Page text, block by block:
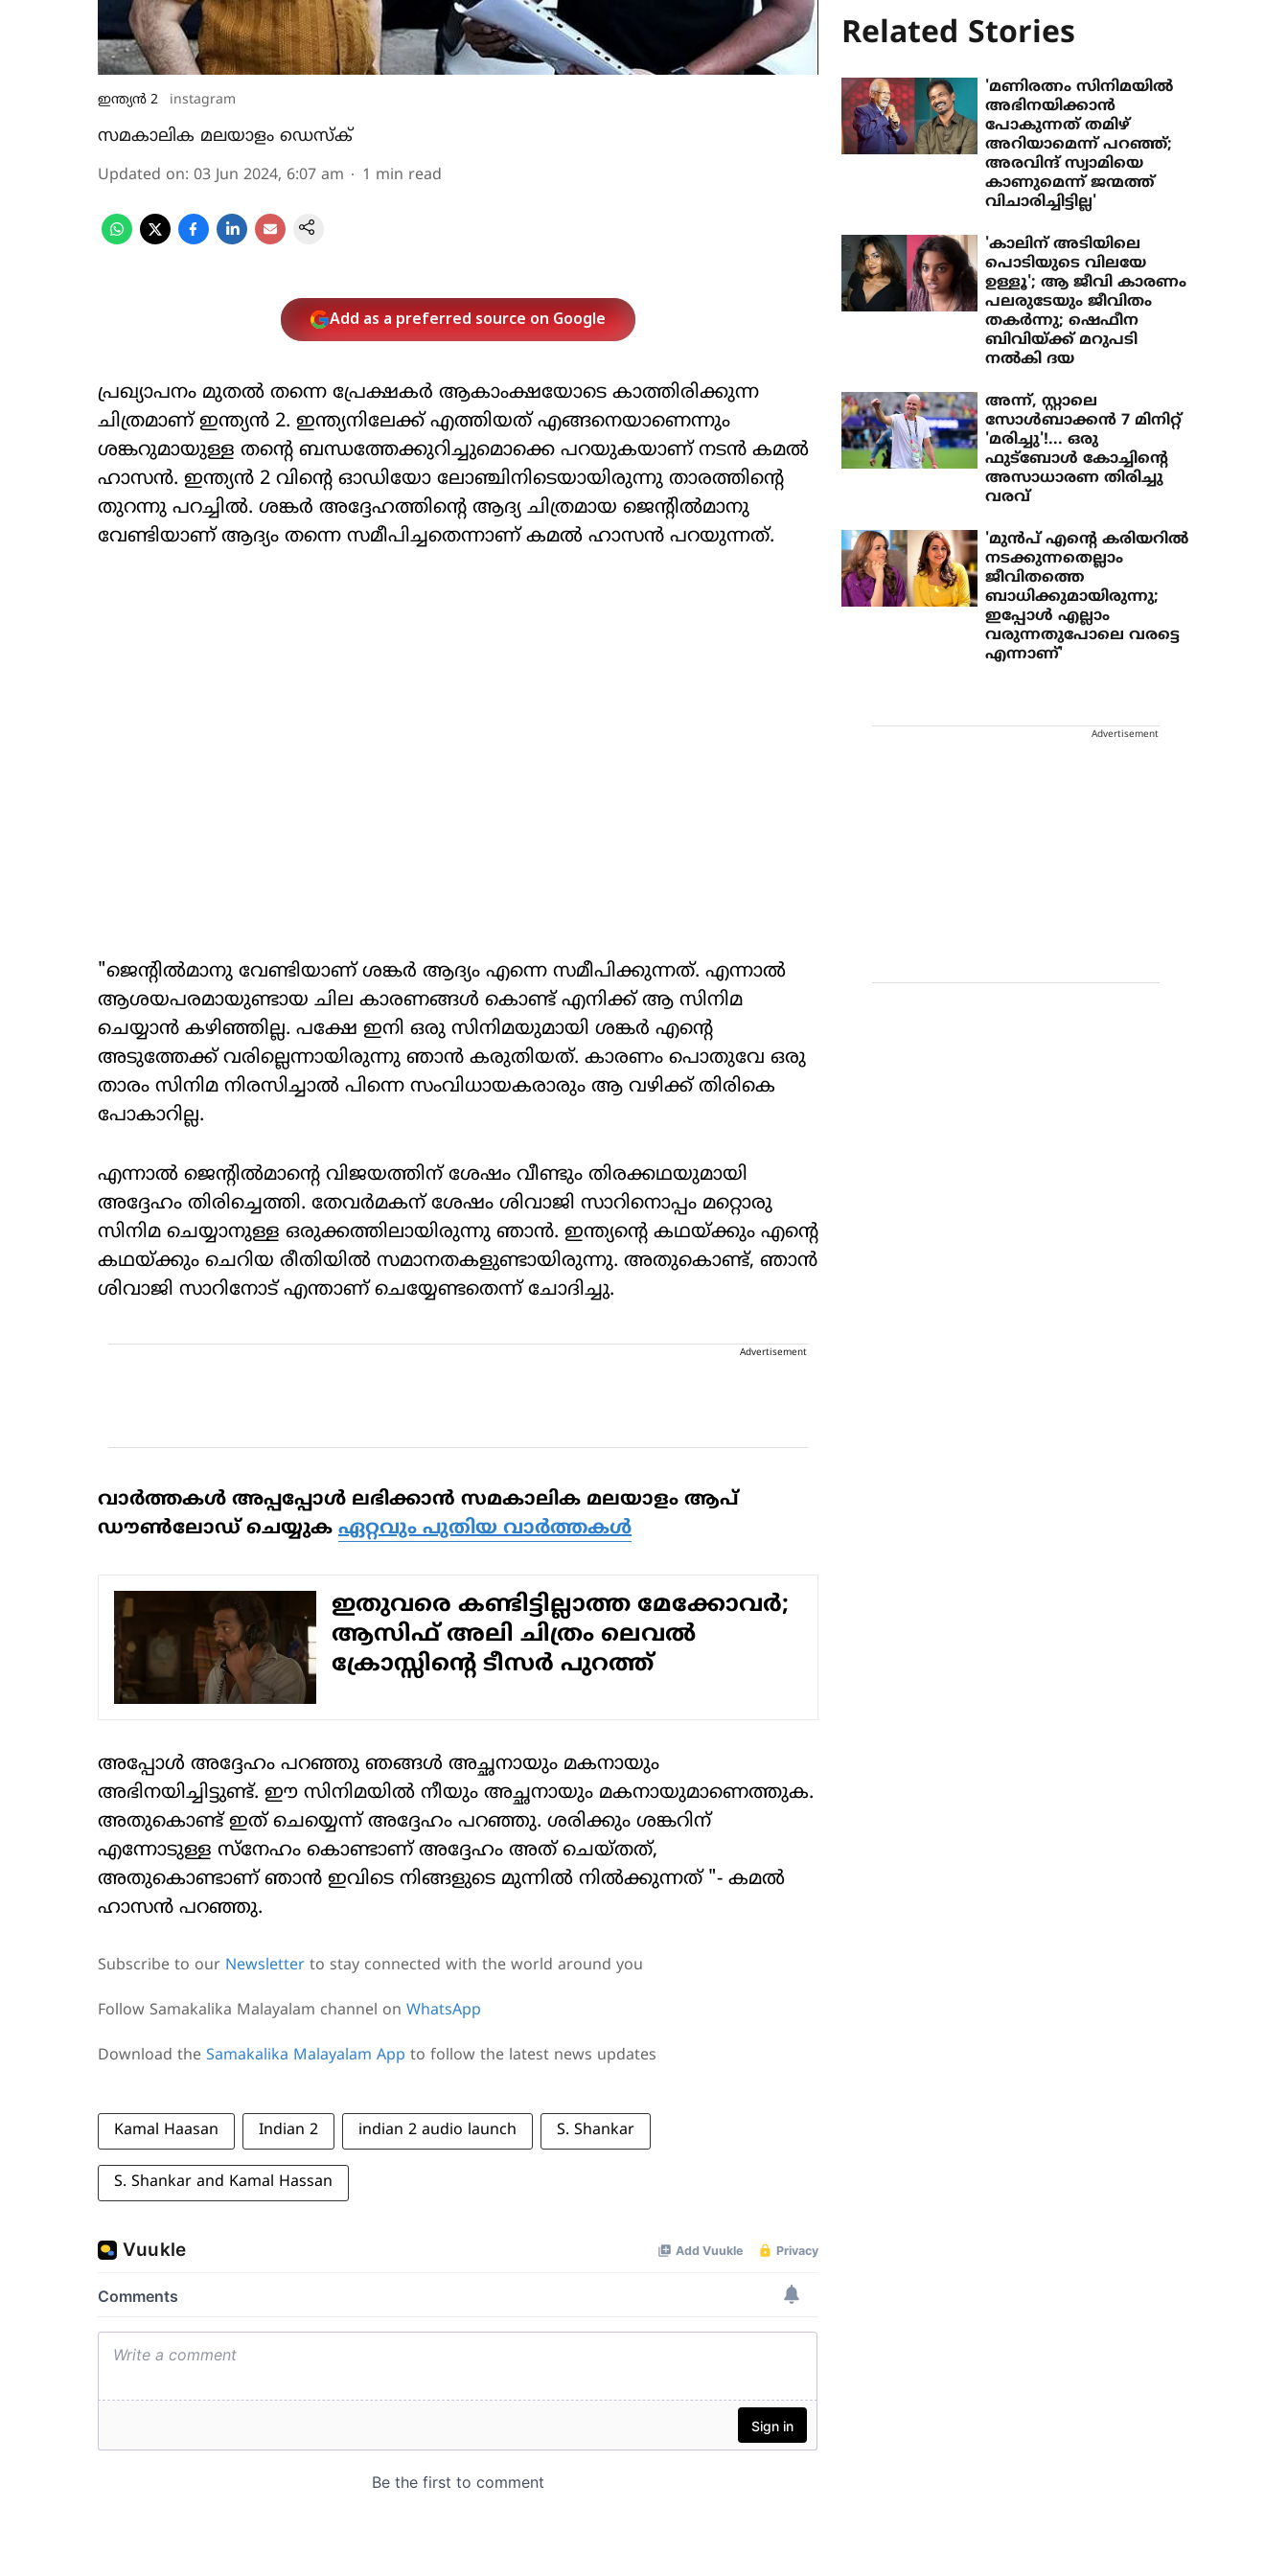
ഇന്ത്യൻ 2 instagram
സമകാലിക മലയാളം ഡെസ്ക്
Updated on: 03 Jun 2024, 6:07 am 1 min read
Add as a preferred source on Google
പ്രഖ്യാപനം മുതൽ തന്നെ പ്രേക്ഷകർ ആകാംക്ഷയോടെ കാത്തിരിക്കുന്ന
ചിത്രമാണ് ഇന്ത്യൻ 2. ഇന്ത്യനിലേക്ക് എത്തിയത് എങ്ങനെയാണെന്നും
ശങ്കറുമായുള്ള തന്റെ ബന്ധത്തേക്കുറിച്ചുമൊക്കെ പറയുകയാണ് നടൻ കമൽ
ഹാസൻ. ഇന്ത്യൻ 2 വിന്റെ ഓഡിയോ ലോഞ്ചിനിടെയായിരുന്നു താരത്തിന്റെ
തുറന്നു പറച്ചിൽ. ശങ്കർ അദ്ദേഹത്തിന്റെ ആദ്യ ചിത്രമായ ജെൻ്റിൽമാനു
വേണ്ടിയാണ് ആദ്യം തന്നെ സമീപിച്ചതെന്നാണ് കമൽ ഹാസൻ പറയുന്നത്.
"ജെന്റിൽമാനു വേണ്ടിയാണ് ശങ്കർ ആദ്യം എന്നെ സമീപിക്കുന്നത്. എന്നാൽ
ആശയപരമായുണ്ടായ ചില കാരണങ്ങൾ കൊണ്ട് എനിക്ക് ആ സിനിമ
ചെയ്യാൻ കഴിഞ്ഞില്ല. പക്ഷേ ഇനി ഒരു സിനിമയുമായി ശങ്കർ എന്റെ
അടുത്തേക്ക് വരില്ലെന്നായിരുന്നു ഞാൻ കരുതിയത്. കാരണം പൊതുവേ ഒരു
താരം സിനിമ നിരസിച്ചാൽ പിന്നെ സംവിധായകരാരും ആ വഴിക്ക് തിരികെ
പോകാറില്ല.
എന്നാൽ ജെൻ്റിൽമാൻ്റെ വിജയത്തിന് ശേഷം വീണ്ടും തിരക്കഥയുമായി
അദ്ദേഹം തിരിച്ചെത്തി. തേവർമകന് ശേഷം ശിവാജി സാറിനൊപ്പം മറ്റൊരു
സിനിമ ചെയ്യാനുള്ള ഒരുക്കത്തിലായിരുന്നു ഞാൻ. ഇന്ത്യന്റെ കഥയ്ക്കും എന്റെ
കഥയ്ക്കും ചെറിയ രീതിയിൽ സമാനതകളുണ്ടായിരുന്നു. അതുകൊണ്ട്, ഞാൻ
ശിവാജി സാറിനോട് എന്താണ് ചെയ്യേണ്ടതെന്ന് ചോദിച്ചു.
Advertisement
വാര്‍ത്തകള്‍ അപ്പപ്പോള്‍ ലഭിക്കാന്‍ സമകാലിക മലയാളം ആപ്
ഡൗണ്‍ലോഡ് ചെയ്യുക ഏറ്റവും പുതിയ വാര്‍ത്തകള്‍
ഇതുവരെ കണ്ടിട്ടില്ലാത്ത മേക്കോവര്‍;
ആസിഫ് അലി ചിത്രം ലെവല്‍
ക്രോസ്സിന്റെ ടീസര്‍ പുറത്ത്
അപ്പോൾ അദ്ദേഹം പറഞ്ഞു ഞങ്ങൾ അച്ഛനായും മകനായും
അഭിനയിച്ചിട്ടുണ്ട്. ഈ സിനിമയിൽ നീയും അച്ഛനായും മകനായുമാണെത്തുക.
അതുകൊണ്ട് ഇത് ചെയ്യെന്ന് അദ്ദേഹം പറഞ്ഞു. ശരിക്കും ശങ്കറിന്
എന്നോടുള്ള സ്നേഹം കൊണ്ടാണ് അദ്ദേഹം അത് ചെയ്തത്,
അതുകൊണ്ടാണ് ഞാൻ ഇവിടെ നിങ്ങളുടെ മുന്നിൽ നിൽക്കുന്നത് "- കമൽ
ഹാസൻ പറഞ്ഞു.
Subscribe to our Newsletter to stay connected with the world around you
Follow Samakalika Malayalam channel on WhatsApp
Download the Samakalika Malayalam App to follow the latest news updates
Kamal Haasan Indian 2 indian 2 audio launch S. Shankar
S. Shankar and Kamal Hassan
Related Stories
'മണിരത്നം സിനിമയിൽ
അഭിനയിക്കാൻ
പോകുന്നത് തമിഴ്
അറിയാമെന്ന് പറഞ്ഞ്;
അരവിന്ദ് സ്വാമിയെ
കാണുമെന്ന് ജന്മത്ത്
വിചാരിച്ചിട്ടില്ല'
'കാലിന് അടിയിലെ
പൊടിയുടെ വിലയേ
ഉള്ളൂ'; ആ ജീവി കാരണം
പലരുടേയും ജീവിതം
തകര്‍ന്നു; ഷെഫീന
ബിവിയ്ക്ക് മറുപടി
നല്‍കി ദയ
അന്ന്, സ്റ്റാലെ
സോൾബാക്കൻ 7 മിനിറ്റ്
'മരിച്ചു'!... ഒരു
ഫുട്ബോൾ കോച്ചിന്റെ
അസാധാരണ തിരിച്ചു
വരവ്
'മുൻപ് എന്റെ കരിയറിൽ
നടക്കുന്നതെല്ലാം
ജീവിതത്തെ
ബാധിക്കുമായിരുന്നു;
ഇപ്പോൾ എല്ലാം
വരുന്നതുപോലെ വരട്ടെ
എന്നാണ്'
Advertisement